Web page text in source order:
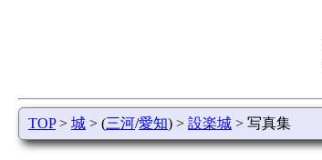
TOP> 城 > (三河/愛知) > 設楽城 > 写真集